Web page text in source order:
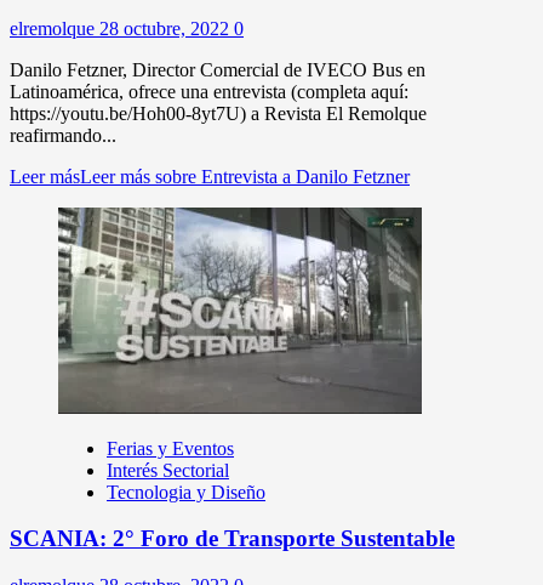
elremolque 28 octubre, 2022 0
Danilo Fetzner, Director Comercial de IVECO Bus en
Latinoamérica, ofrece una entrevista (completa aquí:
https://youtu.be/Hoh00-8yt7U) a Revista El Remolque
reafirmando...
Leer másLeer más sobre Entrevista a Danilo Fetzner
Ferias y Eventos
Interés Sectorial
Tecnologia y Diseño
SCANIA: 2° Foro de Transporte Sustentable